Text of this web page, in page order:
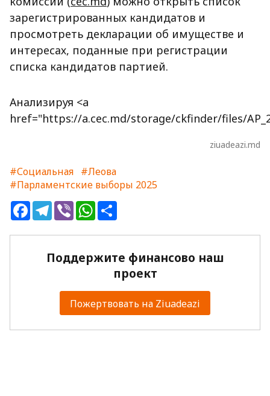
зарегистрированных кандидатов и
просмотреть декларации об имуществе и
интересах, поданные при регистрации
списка кандидатов партией.
Анализируя <a
href="https://a.cec.md/storage/ckfinder/files/
ziuadeazi.md
#Социальная #Леова
#Парламентские выборы 2025
FacebookTelegram
ViberWhatsApp
Поддержите финансово наш
проект
Пожертвовать на Ziuadeazi